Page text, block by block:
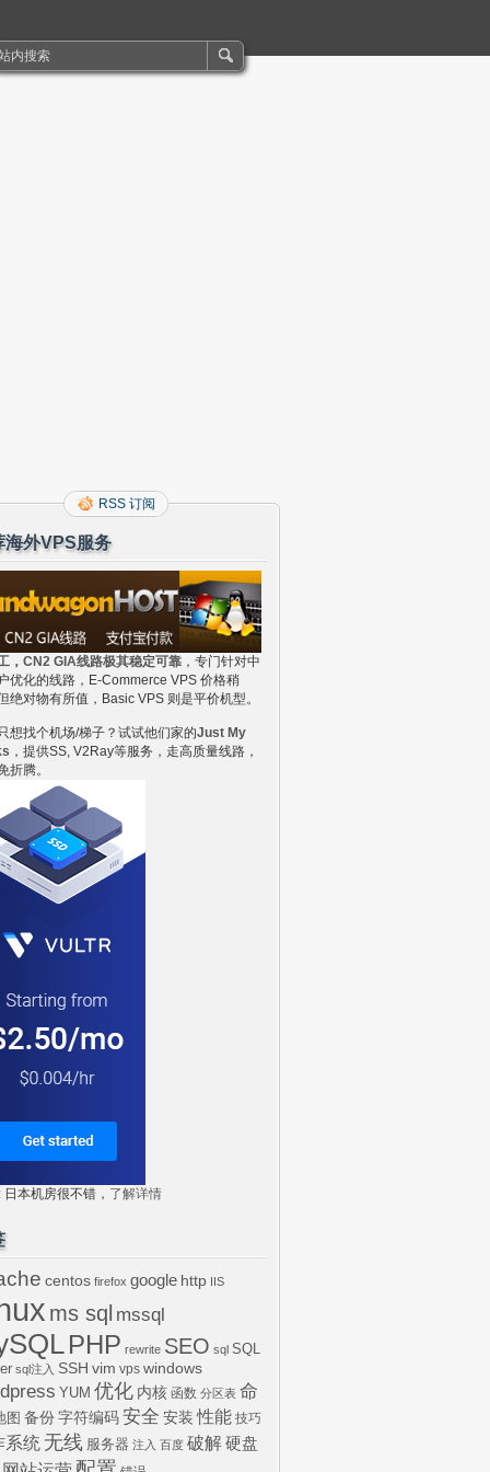
RSS 订阅
海外VPS服务
，CN2 GIA线路极其稳定可靠 ，专门针对中
优化的线路，E-Commerce VPS 价格稍
绝对物有所值，Basic VPS 则是平价机型。
想找个机场/梯子？试试他们家的Just My
，提供SS, V2Ray等服务，走高质量线路，
折腾。
日本机房很不错， 了解详情
centos firefox google http IIS
ms sql mssql
PHP rewrite SEO sql SQL
sql注入 SSH vim vps windows
YUM 优化 内核 函数 分区表 命
图 备份 字符编码 安全 安装 性能 技巧
系统 无线 服务器 注入 百度 破解硬盘